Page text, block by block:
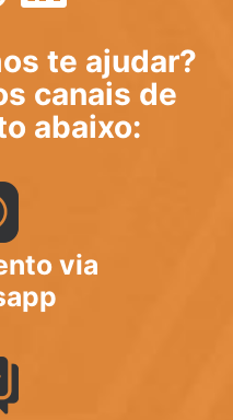
te ajudar?
canais de
abaixo:
via